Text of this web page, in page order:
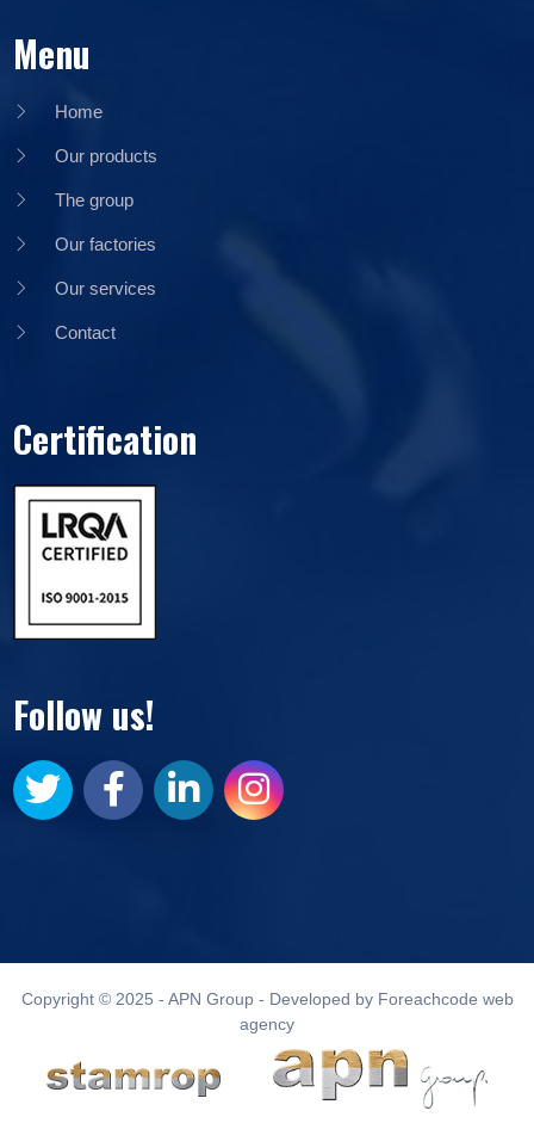
Menu
Home
Our products
The group
Our factories
Our services
Contact
Certification
Follow us!
Copyright © 2025 - APN Group - Developed by Foreachcode web
agency